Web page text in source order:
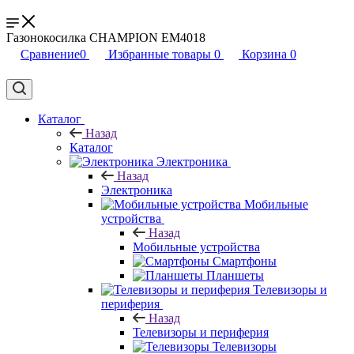
Газонокосилка CHAMPION EM4018
Сравнение0 Избранные товары 0 Корзина 0
Каталог
Назад
Каталог
Электроника
Назад
Электроника
Мобильные
устройства
Назад
Мобильные устройства
Смартфоны
Планшеты
Телевизоры и
периферия
Назад
Телевизоры и периферия
Телевизоры